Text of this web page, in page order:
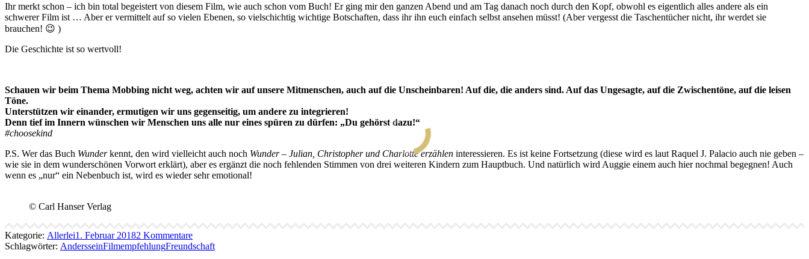
Ihr merkt schon – ich bin total begeistert von diesem Film, wie auch schon vom Buch! Er ging mir den ganzen Abend und am Tag danach noch durch den Kopf, obwohl es eigentlich alles andere als ein
schwerer Film ist … Aber er vermittelt auf so vielen Ebenen, so vielschichtig wichtige Botschaften, dass ihr ihn euch einfach selbst ansehen müsst! (Aber vergesst die Taschentücher nicht, ihr werdet sie
brauchen! 😉 )
Die Geschichte ist so wertvoll!
Schauen wir beim Thema Mobbing nicht weg, achten wir auf unsere Mitmenschen, auch auf die Unscheinbaren! Auf die, die anders sind. Auf das Ungesagte, auf die Zwischentöne, auf die leisen
Töne.
Unterstützen wir einander, ermutigen wir uns gegenseitig, um andere zu integrieren!
Denn tief im Innern wünschen wir Menschen uns alle nur eines spüren zu dürfen: „Du gehörst dazu!“
#choosekind
P.S. Wer das Buch Wunderkennt, den wird vielleicht auch noch Wunder – Julian, Christopher und Charlotte erzählen interessieren. Es ist keine Fortsetzung (diese wird es laut Raquel J. Palacio auch nie geben –
wie sie in dem wunderschönen Vorwort erklärt), aber es ergänzt die noch fehlenden Stimmen von drei weiteren Kindern zum Hauptbuch. Und natürlich wird Auggie einem auch hier nochmal begegnen! Auch
wenn es „nur“ ein Nebenbuch ist, wird es wieder sehr emotional!
© Carl Hanser Verlag
Kategorie: Allerlei1. Februar 20182 Kommentare
Schlagwörter: AndersseinFilmempfehlungFreundschaft